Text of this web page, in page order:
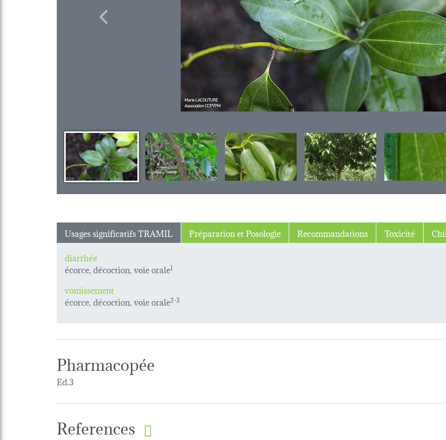
Previous
Usages significatifs TRAMIL Préparation et Posologie Recommandations Toxicité
diarrhée
écorce, décoction, voie orale1
vomissement
écorce, décoction, voie orale2-3
Pharmacopée
Ed.3
References